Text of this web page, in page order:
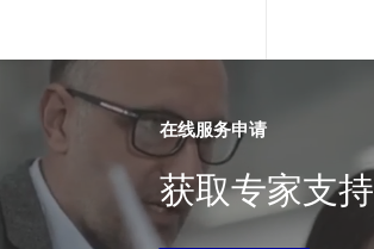
在线服务申请
获取专家支持